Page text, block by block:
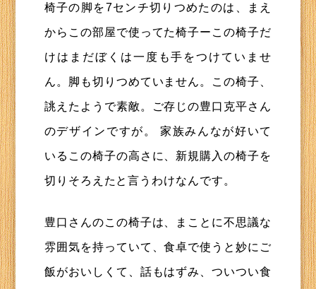
椅子の脚を7センチ切りつめたのは、まえ
からこの部屋で使ってた椅子ーこの椅子だ
けはまだぼくは一度も手をつけていませ
ん。脚も切りつめていません。この椅子、
誂えたようで素敵。ご存じの豊口克平さん
のデザインですが。 家族みんなが好いて
いるこの椅子の高さに、新規購入の椅子を
切りそろえたと言うわけなんです。
豊口さんのこの椅子は、まことに不思議な
雰囲気を持っていて、食卓で使うと妙にご
飯がおいしくて、話もはずみ、ついつい食